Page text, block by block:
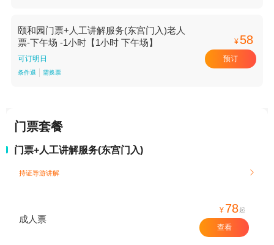
颐和园门票+人工讲解服务(东宫门入)老人
票-下午场 -1小时【1小时 下午场】
可订明日
条件退 需换票
¥ 58
预订
门票套餐
门票+人工讲解服务(东宫门入)
持证导游讲解 
成人票
¥ 78起
查看